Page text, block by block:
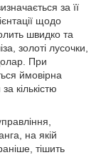
за її
щодо
швидко та
золоті лусочки,
При
ймовірна
кількістю
на якій
тішить